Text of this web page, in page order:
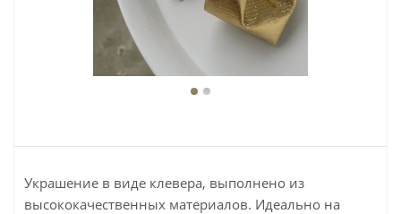
Украшение в виде клевера, выполнено из
высококачественных материалов. Идеально на